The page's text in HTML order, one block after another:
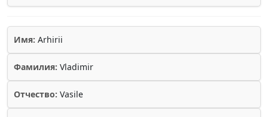
Имя: Arhirii
Фамилия: Vladimir
Отчество: Vasile